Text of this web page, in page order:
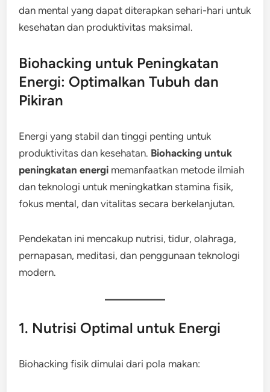
dan mental yang dapat diterapkan sehari-hari untuk
kesehatan dan produktivitas maksimal.
Biohacking untuk Peningkatan
Energi: Optimalkan Tubuh dan
Pikiran
Energi yang stabil dan tinggi penting untuk
produktivitas dan kesehatan. Biohacking untuk
peningkatan energi memanfaatkan metode ilmiah
dan teknologi untuk meningkatkan stamina fisik,
fokus mental, dan vitalitas secara berkelanjutan.
Pendekatan ini mencakup nutrisi, tidur, olahraga,
pernapasan, meditasi, dan penggunaan teknologi
modern.
1. Nutrisi Optimal untuk Energi
Biohacking fisik dimulai dari pola makan: